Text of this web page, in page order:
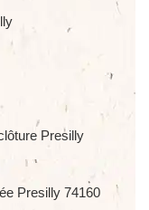
Presilly
Presilly 74160